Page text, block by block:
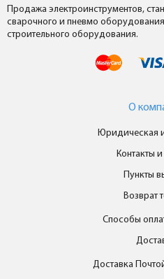
Продажа электроинструментов,
сварочного и пневмо
строительного оборудования.
О
Юридическая
Контакты
Пункты
Возврат
Способы
Доставка